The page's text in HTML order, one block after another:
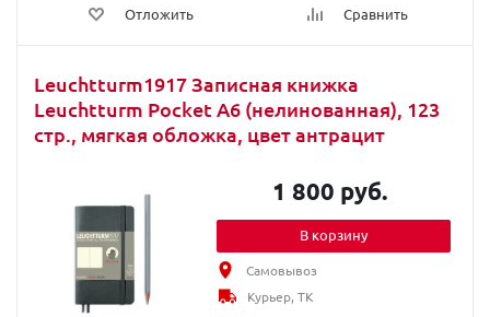
Отложить Сравнить
Leuchtturm1917 Записная книжка
Leuchtturm Pocket A6 (нелинованная), 123
стр., мягкая обложка, цвет антрацит
1 800 руб.
В корзину
Самовывоз
Курьер, ТК